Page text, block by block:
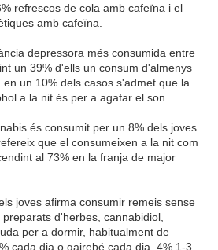
refrescos de cola amb cafeïna i el
amb cafeïna.
depressora més consumida entre
un 39% d'ells un consum d'almenys
un 10% dels casos s'admet que la
a la nit és per a agafar el son.
és consumit per un 8% dels joves
que el consumeixen a la nit com
al 73% en la franja de major
joves afirma consumir remeis sense
d'herbes, cannabidiol,
per a dormir, habitualment de
cada dia o gairebé cada dia, 4% 1-3